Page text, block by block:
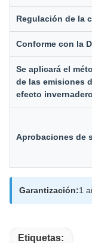
Regulación de la
Conforme con la
Se aplicará el
de las emisiones
efecto
Aprobaciones de
Garantización:1
Etiquetas: